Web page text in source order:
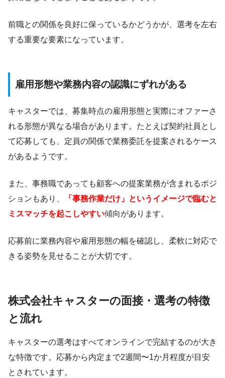
前職との関係を良好に保っているかどうかが、選考を左右
する重要な要素になっています。
雇用形態や業務内容の認識にずれがある
キャスターでは、募集時点の雇用形態と実際にオファーさ
れる形態が異なる場合があります。たとえば契約社員とし
て応募しても、定員の関係で業務委託を提案されるケース
があるようです。
また、事務職であっても顧客への提案業務が含まれるポジ
ションもあり、
「事務作業だけ」というイメージで臨むと
ミスマッチを起こしやすい傾向があります。
応募前に業務内容や雇用形態の幅を確認し、柔軟に対応で
きる姿勢を見せることが大切です。
株式会社キャスターの面接・選考の特徴
と流れ
キャスターの選考はすべてオンラインで完結するのが大き
な特徴です。応募から内定まで2週間〜1か月程度が目安
とされています。